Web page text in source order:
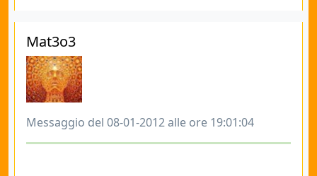
Mat3o3
Messaggio del 08-01-2012 alle ore 19:01:04